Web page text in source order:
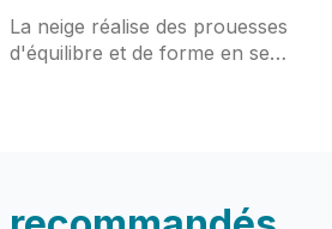
La neige réalise des prouesses
d'équilibre et de forme en se